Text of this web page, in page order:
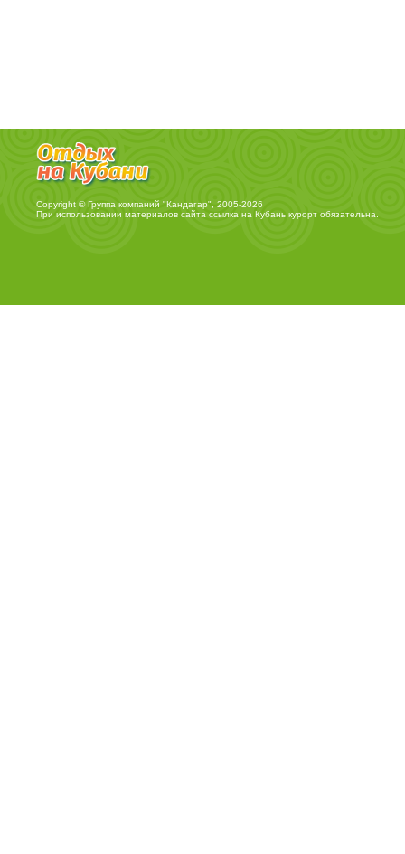
Copyright © Группа компаний "Кандагар", 2005-2026
При использовании материалов сайта ссылка на Кубань курортобязательна.